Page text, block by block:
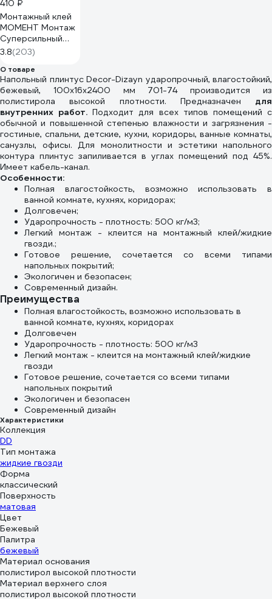
410 ₽
Монтажный клей
МОМЕНТ Монтаж
Суперсильный
Прозрачный 185 г
Б0022978 1317436
3.8(203)
О товаре
Напольный плинтус Decor-Dizayn ударопрочный, влагостойкий,
бежевый, 100х16х2400 мм 701-74 производится из
полистирола высокой плотности. Предназначен для
внутренних работ.Подходит для всех типов помещений с
обычной и повышенной степенью влажности и загрязнения -
гостиные, спальни, детские, кухни, коридоры, ванные комнаты,
санузлы, офисы. Для монолитности и эстетики напольного
контура плинтус запиливается в углах помещений под 45%.
Имеет кабель-канал.
Особенности:
Полная влагостойкость, возможно использовать в
ванной комнате, кухнях, коридорах;
Долговечен;
Ударопрочность - плотность: 500 кг/м3;
Легкий монтаж - клеится на монтажный клей/жидкие
гвозди.;
Готовое решение, сочетается со всеми типами
напольных покрытий;
Экологичен и безопасен;
Современный дизайн.
Преимущества
Полная влагостойкость, возможно использовать в
ванной комнате, кухнях, коридорах
Долговечен
Ударопрочность - плотность: 500 кг/м3
Легкий монтаж - клеится на монтажный клей/жидкие
гвозди
Готовое решение, сочетается со всеми типами
напольных покрытий
Экологичен и безопасен
Современный дизайн
Характеристики
Коллекция
DD
Тип монтажа
жидкие гвозди
Форма
классический
Поверхность
матовая
Цвет
Бежевый
Палитра
бежевый
Материал основания
полистирол высокой плотности
Материал верхнего слоя
полистирол высокой плотности